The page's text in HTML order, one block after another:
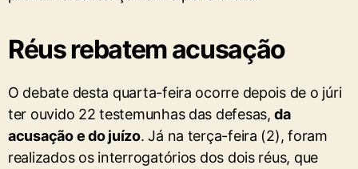
Réus rebatem acusação
O debate desta quarta-feira ocorre depois de o júri
ter ouvido 22 testemunhas das defesas,da
acusação e do juízo. Já na terça-feira (2), foram
realizados os interrogatórios dos dois réus, que